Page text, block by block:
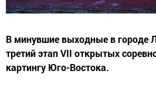
В минувшие выходные в городе
третий этап VII открытых
картингу Юго-Востока.